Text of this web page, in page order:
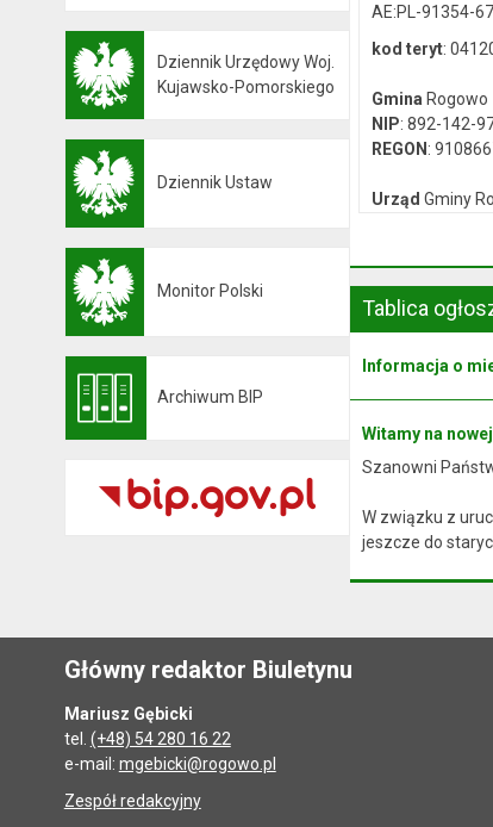
Dziennik Urzędowy Woj.
Kujawsko-Pomorskiego
Dziennik Ustaw
Monitor Polski
Archiwum BIP
AE:PL-91354-
kod teryt:
Gmina Rogowo
NIP: 892-142-
REGON :
Urząd Gminy
Tablica
Informacja o
Witamy na
Szanowni
W związku z
jeszcze do
Główny redaktor Biuletynu
Mariusz Gębicki
tel. (+48) 54 280 16 22
e-mail: mgebicki@rogowo.pl
Zespół redakcyjny